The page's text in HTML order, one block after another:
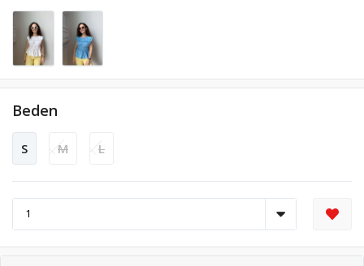
Beden
S M L